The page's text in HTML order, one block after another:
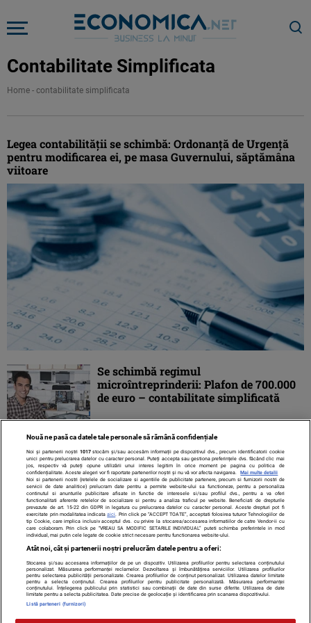
Contabilitate Simplificata
Home - contabilitate simplificata
Legea contabilităţii se schimbă: Ordonanţă de Urgenţă
pentru modificarea ei, pe masa Guvernului, săptămâna
viitoare
Se schimbă regimul
microîntreprinderii: Plafon de 700.000
de euro – contabilitate simplificată
Contact Despre noi Termeni și condiții
Citarea se poate face în limita a 250 de semne. Nici o instituţie sau persoană
Nouă ne pasă ca datele tale personale să rămână confidențiale
Noi și partenerii noștri 1017stocăm și/sau accesăm informații pe dispozitivul dvs., precum identificatorii cookie
unici pentru prelucrarea datelor cu caracter personal. Puteți accepta sau gestiona preferințele dvs. făcând clic mai
jos, respectiv vă puteți opune utilizării unui interes legitim în orice moment pe pagina cu politica de
confidențialitate. Aceste alegeri vor fi raportate partenerilor noștri și nu vă vor afecta navigarea.
Mai multe detalii
Noi si partenerii nostri (retelele de socializare si agentiile de publicitate partenere, precum si furnizorii nostri de
servicii de date analitice) prelucram date pentru a permite website-ului sa functioneze, pentru a personaliza
continutul si anunturile publicitare afisate in functie de interesele si/sau profilul dvs., pentru a va oferi
functionalitati aferente retelelor de socializare si pentru a analiza traficul pe website. Beneficiati de drepturile
prevazute de art. 15-22 din GDPR in legatura cu prelucrarea datelor cu caracter personal. Aceste drepturi pot fi
exercitate prin modalitatea indicataaici . Prin click pe “ACCEPT TOATE”, acceptati folosirea tuturor Tehnologiilor de
tip Cookie, care implica inclusiv acceptul dvs. cu privire la stocarea/accesarea informatiilor de catre Vendor-ii cu
care colaboram. Prin click pe “VREAU SA MODIFIC SETARILE INDIVIDUAL” puteti schimba preferintele in mod
individual, mai putin cele legate de cookie strict necesare pentru functionarea website-ului.
Atât noi, cât și partenerii noștri prelucrăm datele pentru a oferi:
Stocarea și/sau accesarea informațiilor de pe un dispozitiv. Utilizarea profilurilor pentru selectarea conținutului
personalizat. Măsurarea performanței reclamelor. Dezvoltarea și îmbunătățirea serviciilor. Utilizarea profilurilor
pentru selectarea publicității personalizate. Crearea profilurilor de conținut personalizat. Utilizarea datelor limitate
pentru a selecta conținutul. Crearea profilurilor pentru publicitate personalizată. Măsurarea performanței
conținutului. Înțelegerea publicului prin statistici sau combinații de date din surse diferite. Utilizarea de date
limitate pentru a selecta publicitatea. Date precise de geolocație și identificarea prin scanarea dispozitivului.
Listă parteneri (furnizori)